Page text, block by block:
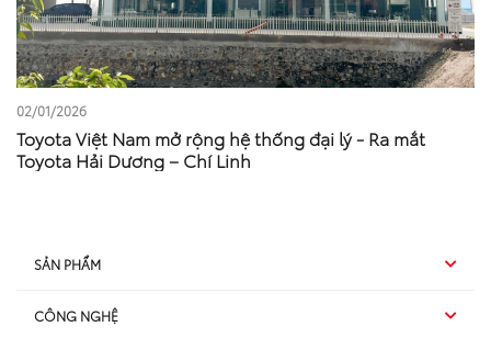
02/01/2026
Toyota Việt Nam mở rộng hệ thống đại lý - Ra mắt
Toyota Hải Dương – Chí Linh
SẢN PHẨM
Hybrid EV
CÔNG NGHỆ